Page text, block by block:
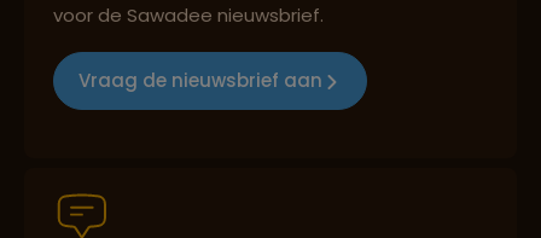
Reizen met oog voor mens, cultuur en milieu
voor de Sawadee nieuwsbrief.
Vraag de nieuwsbrief aan